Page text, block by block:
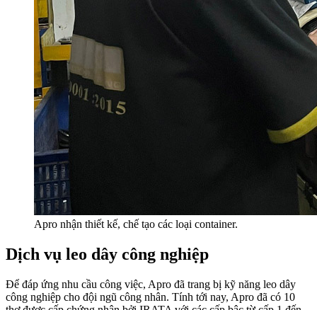
Apro nhận thiết kế, chế tạo các loại container.
Dịch vụ leo dây công nghiệp
Để đáp ứng nhu cầu công việc, Apro đã trang bị kỹ năng leo dây
công nghiệp cho đội ngũ công nhân. Tính tới nay, Apro đã có 10